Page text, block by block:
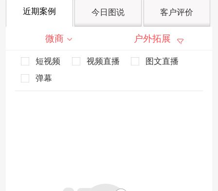
近期案例 今日图说 客户评价
微商 户外拓展
短视频 视频直播
图文直播
弹幕